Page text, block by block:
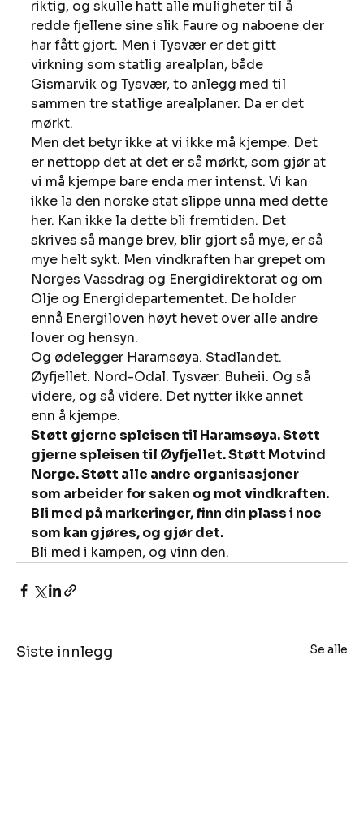
riktig, og skulle hatt alle muligheter til å
redde fjellene sine slik Faure og naboene der
har fått gjort. Men i Tysvær er det gitt
virkning som statlig arealplan, både
Gismarvik og Tysvær, to anlegg med til
sammen tre statlige arealplaner. Da er det
mørkt.
Men det betyr ikke at vi ikke må kjempe. Det
er nettopp det at det er så mørkt, som gjør at
vi må kjempe bare enda mer intenst. Vi kan
ikke la den norske stat slippe unna med dette
her. Kan ikke la dette bli fremtiden. Det
skrives så mange brev, blir gjort så mye, er så
mye helt sykt. Men vindkraften har grepet om
Norges Vassdrag og Energidirektorat og om
Olje og Energidepartementet. De holder
ennå Energiloven høyt hevet over alle andre
lover og hensyn.
Og ødelegger Haramsøya. Stadlandet.
Øyfjellet. Nord-Odal. Tysvær. Buheii. Og så
videre, og så videre. Det nytter ikke annet
enn å kjempe.
Støtt gjerne spleisen til Haramsøya. Støtt
gjerne spleisen til Øyfjellet. Støtt Motvind
Norge. Støtt alle andre organisasjoner
som arbeider for saken og mot vindkraften.
Bli med på markeringer, finn din plass i noe
som kan gjøres, og gjør det.
Bli med i kampen, og vinn den.
Siste innlegg Se alle